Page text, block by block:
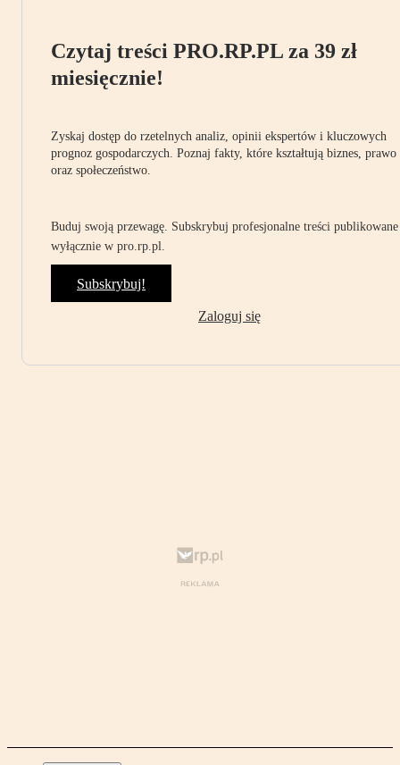
Czytaj treści PRO.RP.PL za 39 zł
miesięcznie!
Zyskaj dostęp do rzetelnych analiz, opinii ekspertów i kluczowych
prognoz gospodarczych. Poznaj fakty, które kształtują biznes, prawo
oraz społeczeństwo.
Buduj swoją przewagę. Subskrybuj profesjonalne treści publikowane
wyłącznie w pro.rp.pl.
Subskrybuj!
Zaloguj się